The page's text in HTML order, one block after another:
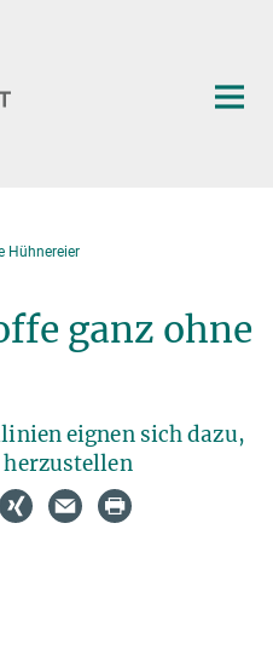
Hühnereier
ganz ohne
eignen sich dazu,
herzustellen